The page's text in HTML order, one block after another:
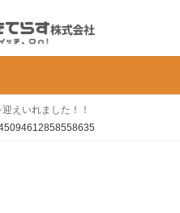
えいれました！！